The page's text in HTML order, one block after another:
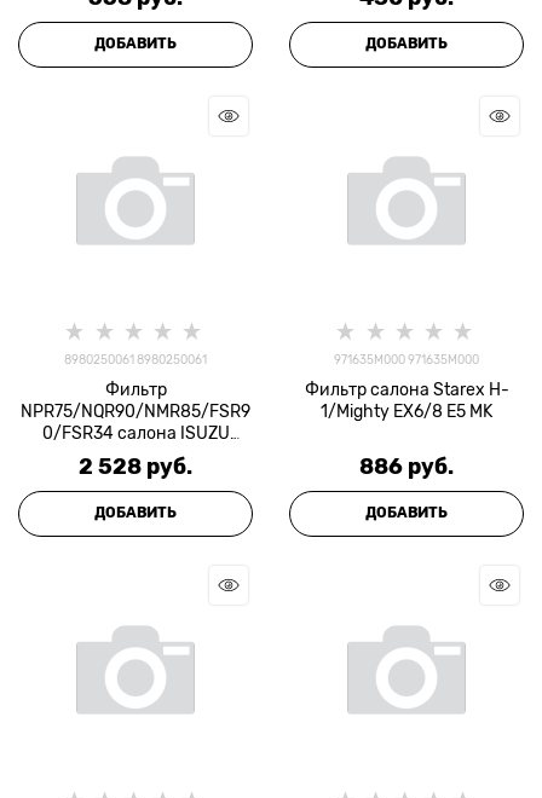
ДОБАВИТЬ ДОБАВИТЬ
8980250061 8980250061
Фильтр
NPR75/NQR90/NMR85/FSR9
0/FSR34 салона ISUZU
(элемент B) =Оригинал=
2 528 руб.
ДОБАВИТЬ
971635M000 971635M000
Фильтр салона Starex H-
1/Mighty EX6/8 Е5 MK
886 руб.
ДОБАВИТЬ